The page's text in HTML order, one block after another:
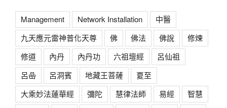
Management Network Installation
中醫
九天應元雷神普化天尊
佛 佛法 佛說
修煉
修道
內丹 內丹功 六祖壇經
呂仙祖
呂喦
呂洞賓 地藏王菩薩
夏至
大乘妙法蓮華經
彌陀 慧律法師 易經
智慧